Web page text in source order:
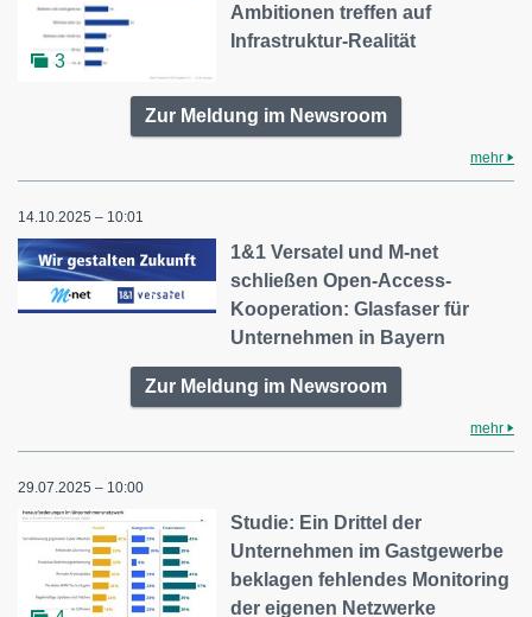
3
Ambitionen treffen auf
Infrastruktur-Realität
Zur Meldung im Newsroom
mehr
14.10.2025 – 10:01
1&1 Versatel und M-net
schließen Open-Access-
Kooperation: Glasfaser für
Unternehmen in Bayern
Zur Meldung im Newsroom
mehr
29.07.2025 – 10:00
Studie: Ein Drittel der
Unternehmen im Gastgewerbe
beklagen fehlendes Monitoring
der eigenen Netzwerke